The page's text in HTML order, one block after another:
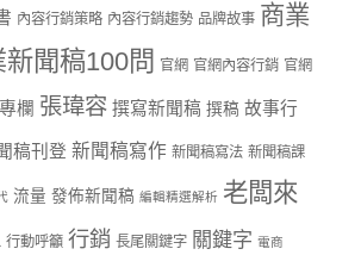
內容行銷策略 內容行銷趨勢 品牌故事 商業
新聞稿100問 官網 官網內容行銷 官網
專欄 張瑋容 撰寫新聞稿 撰稿 故事行
稿刊登 新聞稿寫作 新聞稿寫法 新聞稿課
流量 發佈新聞稿 編輯精選解析 老闆來
行動呼籲 行銷 長尾關鍵字 關鍵字 電商